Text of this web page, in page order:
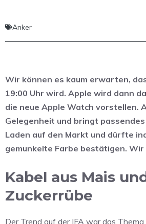
Anker
Wir können es kaum erwarten,
19:00 Uhr wird. Apple wird dann
die neue Apple Watch vorstellen.
Gelegenheit und bringt
Laden auf den Markt und dürfte
gemunkelte Farbe bestätigen.
Kabel aus Mais
Zuckerrübe
Der Trend auf der IFA war das